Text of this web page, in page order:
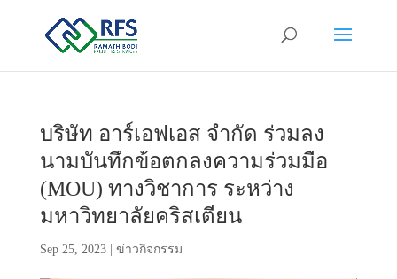
บริษัท อาร์เอฟเอส จำกัด ร่วมลง
นามบันทึกข้อตกลงความร่วมมือ
(MOU) ทางวิชาการ ระหว่าง
มหาวิทยาลัยคริสเตียน
Sep 25, 2023| ข่าวกิจกรรม